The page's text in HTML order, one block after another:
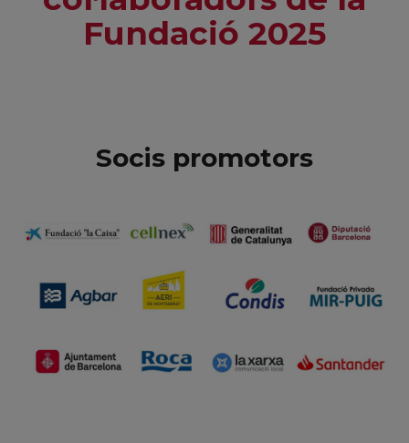
Fundació 2025
Socis promotors